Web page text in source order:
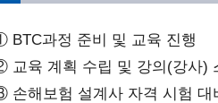
BTC과정 준비 및 교육 진행
교육 계획 수립 및 강의(강사)
손해보험 설계사 자격 시험